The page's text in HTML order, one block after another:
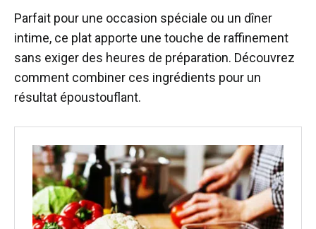
Parfait pour une occasion spéciale ou un dîner
intime, ce plat apporte une touche de raffinement
sans exiger des heures de préparation. Découvrez
comment combiner ces ingrédients pour un
résultat époustouflant.